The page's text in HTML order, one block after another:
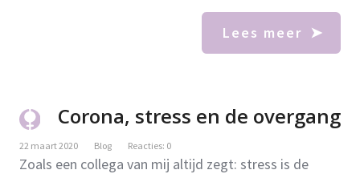
Lees meer
Corona, stress en de overgang
22 maart 2020 Blog Reacties: 0
Zoals een collega van mij altijd zegt: stress is de